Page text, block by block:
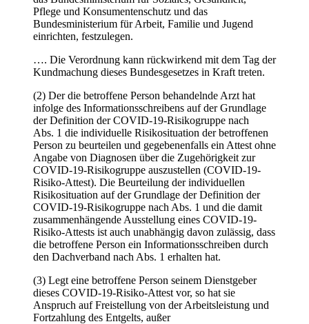
Pflege und Konsumentenschutz und das
Bundesministerium für Arbeit, Familie und Jugend
einrichten, festzulegen.
…. Die Verordnung kann rückwirkend mit dem Tag der
Kundmachung dieses Bundesgesetzes in Kraft treten.
(2) Der die betroffene Person behandelnde Arzt hat
infolge des Informationsschreibens auf der Grundlage
der Definition der COVID-19-Risikogruppe nach
Abs. 1 die individuelle Risikosituation der betroffenen
Person zu beurteilen und gegebenenfalls ein Attest ohne
Angabe von Diagnosen über die Zugehörigkeit zur
COVID-19-Risikogruppe auszustellen (COVID-19-
Risiko-Attest). Die Beurteilung der individuellen
Risikosituation auf der Grundlage der Definition der
COVID-19-Risikogruppe nach Abs. 1 und die damit
zusammenhängende Ausstellung eines COVID-19-
Risiko-Attests ist auch unabhängig davon zulässig, dass
die betroffene Person ein Informationsschreiben durch
den Dachverband nach Abs. 1 erhalten hat.
(3) Legt eine betroffene Person seinem Dienstgeber
dieses COVID-19-Risiko-Attest vor, so hat sie
Anspruch auf Freistellung von der Arbeitsleistung und
Fortzahlung des Entgelts, außer